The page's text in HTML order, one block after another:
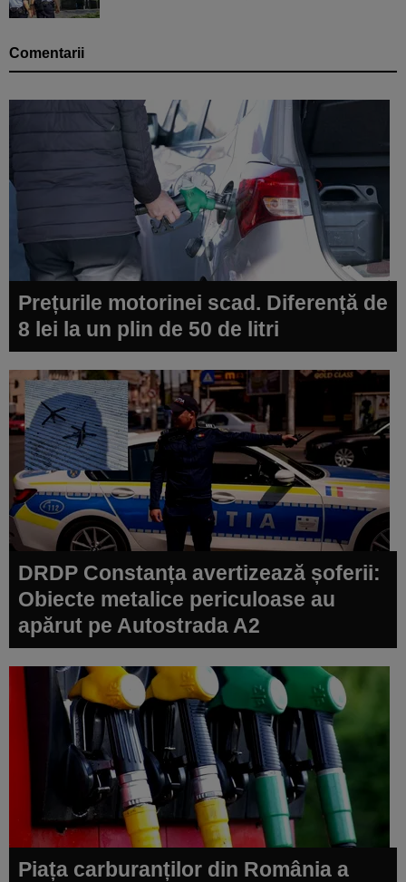
Comentarii
Prețurile motorinei scad. Diferență de
8 lei la un plin de 50 de litri
DRDP Constanța avertizează șoferii:
Obiecte metalice periculoase au
apărut pe Autostrada A2
Piața carburanților din România a